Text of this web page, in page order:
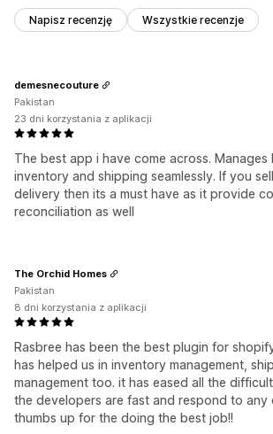
Napisz recenzję Wszystkie recenzje
The best app i have come across. Manages
inventory and shipping seamlessly. If you
delivery then its a must have as it provide
reconciliation as well
demesnecouture
Pakistan
23 dni korzystania z aplikacji
Rasbree has been the best plugin for
has helped us in inventory management,
management too. it has eased all the
the developers are fast and respond to any
thumbs up for the doing the best job!!
The Orchid Homes
Pakistan
8 dni korzystania z aplikacji